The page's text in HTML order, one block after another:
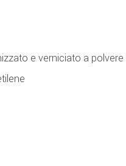
e verniciato a polvere